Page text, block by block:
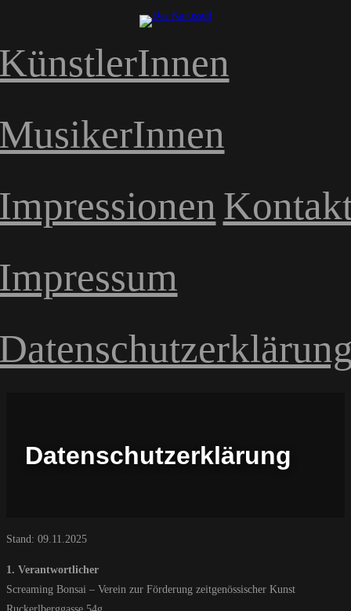
springen
Datenschutzerklärung
Stand: 09.11.2025
1. Verantwortlicher
Screaming Bonsai – Verein zur Förderung zeitgenössischer Kunst